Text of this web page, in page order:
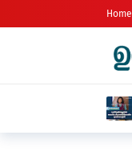
Home